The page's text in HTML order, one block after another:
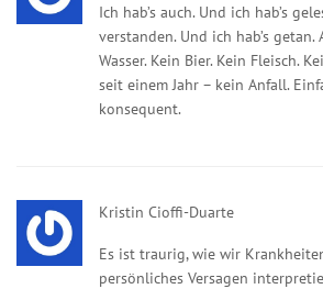
Ich hab’s auch. Und ich hab’s
verstanden. Und ich hab’s
Wasser. Kein Bier. Kein Fleisch.
seit einem Jahr – kein Anfall.
konsequent.
Kristin Cioffi-Duarte
Es ist traurig, wie wir
persönliches Versagen